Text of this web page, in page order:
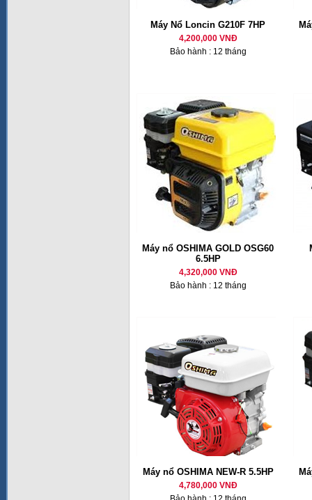
Máy Nổ Loncin G210F 7HP
4,200,000 VNĐ
Bảo hành : 12 tháng
Máy nổ OSHIMA GOLD OSG60
6.5HP
4,320,000 VNĐ
Bảo hành : 12 tháng
Máy nổ OSHIMA NEW-R 5.5HP
4,780,000 VNĐ